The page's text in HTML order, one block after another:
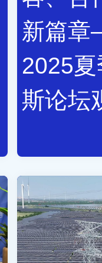
新篇
2025
斯论坛